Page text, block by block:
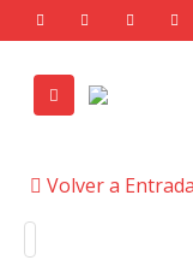
Volver a